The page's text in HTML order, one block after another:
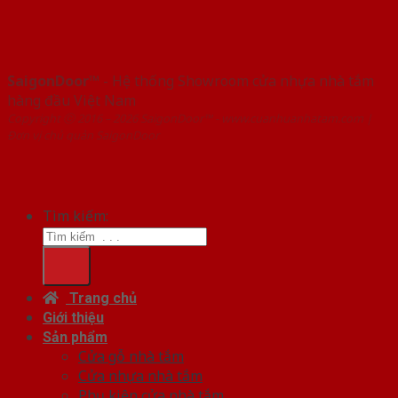
SaigonDoor™ - Hệ thống Showroom cửa nhựa nhà tắm
hàng đầu Việt Nam
Copyright ⓒ 2016 – 2026 SaigonDoor™ - www.cuanhuanhatam.com |
Đơn vị chủ quản SaigonDoor
Tìm kiếm:
Trang chủ
Giới thiệu
Sản phẩm
Cửa gỗ nhà tắm
Cửa nhựa nhà tắm